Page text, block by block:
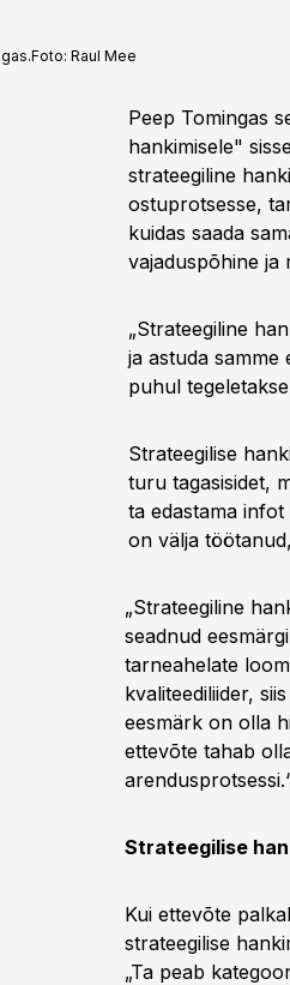
Foto: Raul Mee
Peep Tomingas
hankimisele"
strateegiline
ostuprotsesse,
kuidas saada
vajaduspõhine ja
„Strateegiline
ja astuda samme
puhul
Strateegilise
turu tagasisidet,
ta edastama
on välja
„Strateegiline
seadnud
tarneahelate
kvaliteediliider,
eesmärk on olla
ettevõte tahab
Strateegilise
Kui ettevõte
strateegilise
„Ta peab